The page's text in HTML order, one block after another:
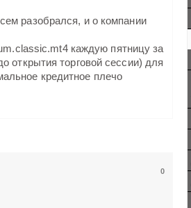
разобрался, и о компании
каждую пятницу за
открытия торговой сессии) для
кредитное плечо
0